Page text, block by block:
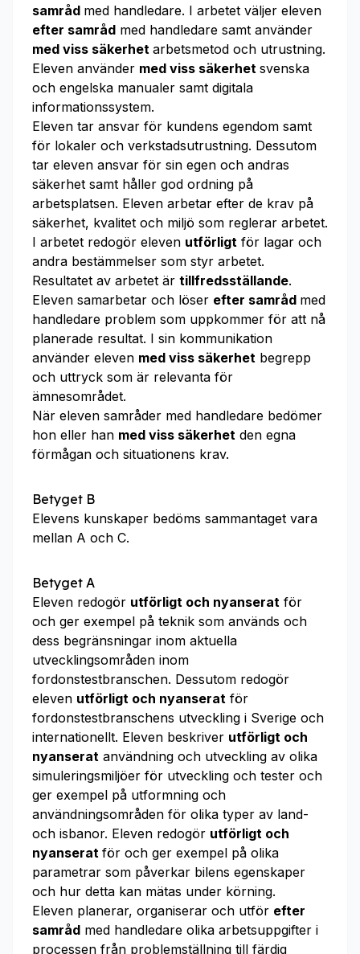
samråd med handledare. I arbetet väljer eleven
efter samråd med handledare samt använder
med viss säkerhet arbetsmetod och utrustning.
Eleven använder med viss säkerhet svenska
och engelska manualer samt digitala
informationssystem.
Eleven tar ansvar för kundens egendom samt
för lokaler och verkstadsutrustning. Dessutom
tar eleven ansvar för sin egen och andras
säkerhet samt håller god ordning på
arbetsplatsen. Eleven arbetar efter de krav på
säkerhet, kvalitet och miljö som reglerar arbetet.
I arbetet redogör eleven utförligt för lagar och
andra bestämmelser som styr arbetet.
Resultatet av arbetet är tillfredsställande.
Eleven samarbetar och löser efter samråd med
handledare problem som uppkommer för att nå
planerade resultat. I sin kommunikation
använder eleven med viss säkerhet begrepp
och uttryck som är relevanta för
ämnesområdet.
När eleven samråder med handledare bedömer
hon eller han med viss säkerhet den egna
förmågan och situationens krav.
Betyget B
Elevens kunskaper bedöms sammantaget vara
mellan A och C.
Betyget A
Eleven redogör utförligt och nyanserat för
och ger exempel på teknik som används och
dess begränsningar inom aktuella
utvecklingsområden inom
fordonstestbranschen. Dessutom redogör
eleven utförligt och nyanserat för
fordonstestbranschens utveckling i Sverige och
internationellt. Eleven beskriver utförligt och
nyanserat användning och utveckling av olika
simuleringsmiljöer för utveckling och tester och
ger exempel på utformning och
användningsområden för olika typer av land-
och isbanor. Eleven redogör utförligt och
nyanserat för och ger exempel på olika
parametrar som påverkar bilens egenskaper
och hur detta kan mätas under körning.
Eleven planerar, organiserar och utför efter
samråd med handledare olika arbetsuppgifter i
processen från problemställning till färdig